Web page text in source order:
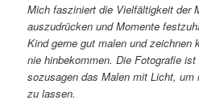
Mich fasziniert die Vielfältigkeit der
auszudrücken und Momente
Kind gerne gut malen und zeichnen
nie hinbekommen. Die Fotografie
sozusagen das Malen mit Licht,
zu lassen.